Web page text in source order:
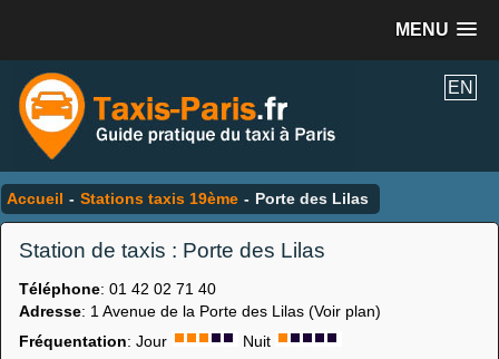
MENU
EN
Accueil - Stations taxis 19ème - Porte des Lilas
Station de taxis : Porte des Lilas
Téléphone: 01 42 02 71 40
Adresse: 1 Avenue de la Porte des Lilas (Voir plan)
Fréquentation: Jour
Nuit